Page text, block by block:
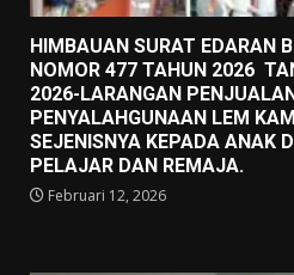
HIMBAUAN SURAT EDARAN
NOMOR 477 TAHUN 2026
2026-LARANGAN
PENYALAHGUNAAN LEM
SEJENISNYA KEPADA ANAK
PELAJAR DAN REMAJA.
Februari 12, 2026